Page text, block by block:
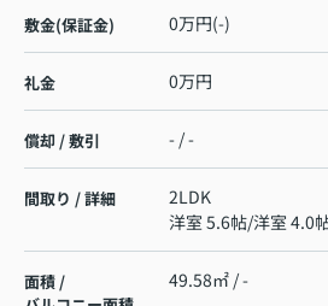
敷金(保証金) 0万円(-)
礼金 0万円
償却 / 敷引 - / -
間取り / 詳細
2LDK
洋室 5.6帖/洋室 4.0
面積 /
49.58㎡ / -